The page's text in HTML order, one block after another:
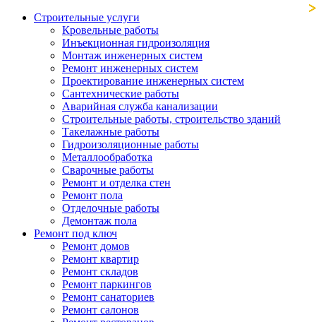
Строительные услуги
Кровельные работы
Инъекционная гидроизоляция
Монтаж инженерных систем
Ремонт инженерных систем
Проектирование инженерных систем
Сантехнические работы
Аварийная служба канализации
Строительные работы, строительство зданий
Такелажные работы
Гидроизоляционные работы
Металлообработка
Сварочные работы
Ремонт и отделка стен
Ремонт пола
Отделочные работы
Демонтаж пола
Ремонт под ключ
Ремонт домов
Ремонт квартир
Ремонт складов
Ремонт паркингов
Ремонт санаториев
Ремонт салонов